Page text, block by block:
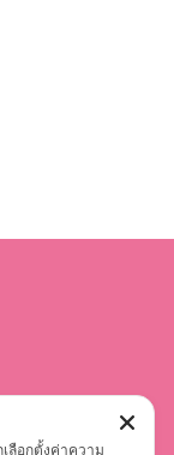
ลือกตั้งค่าความ